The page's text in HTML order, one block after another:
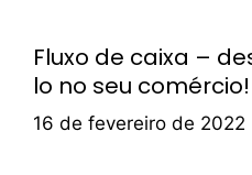
Fluxo de caixa –
lo no seu comércio!
16 de fevereiro de 2022